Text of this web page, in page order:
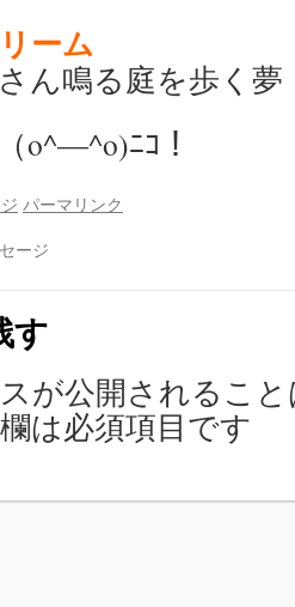
ーム
ん鳴る庭を歩く夢
o^―^o)ﾆｺ！
パーマリンク
ージ
す
が公開されるこ
は必須項目です